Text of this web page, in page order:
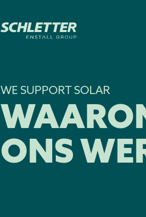
WE SUPPORT SOLAR
ONS